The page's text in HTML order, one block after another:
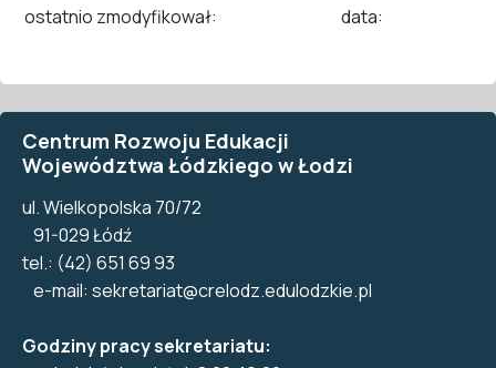
ostatnio zmodyfikował: data:
Centrum Rozwoju Edukacji
Województwa Łódzkiego w Łodzi
ul. Wielkopolska 70/72
91-029 Łódź
tel.: (42) 651 69 93
e-mail: sekretariat@crelodz.edulodzkie.pl
Godziny pracy sekretariatu: